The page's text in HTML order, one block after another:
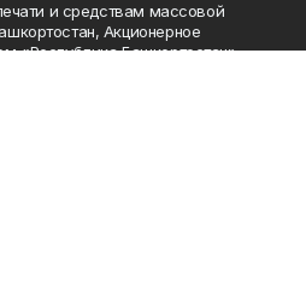
и средствам массовой
Акционерное
«Республика Башкортостан».